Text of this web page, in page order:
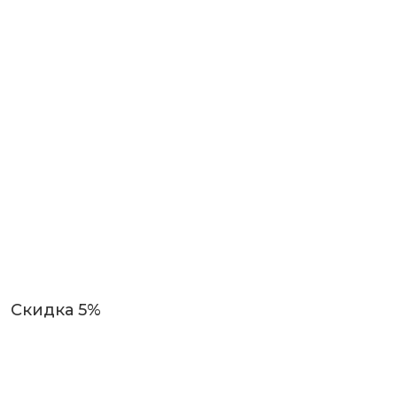
Скидка 5%